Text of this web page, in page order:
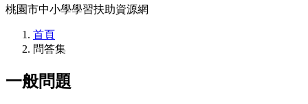
桃園市中小學學習扶助資源網
首頁
問答集
一般問題